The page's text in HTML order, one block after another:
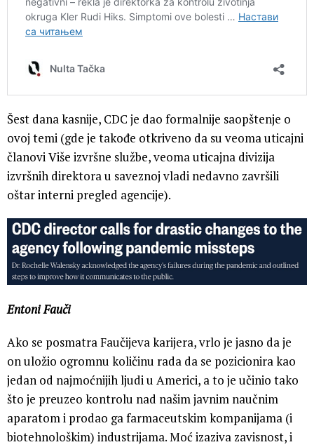
Šest dana kasnije, CDC je dao formalnije saopštenje o
ovoj temi (gde je takođe otkriveno da su veoma uticajni
članovi Više izvršne službe, veoma uticajna divizija
izvršnih direktora u saveznoj vladi nedavno završili
oštar interni pregled agencije).
Entoni Fauči
Ako se posmatra Faučijeva karijera, vrlo je jasno da je
on uložio ogromnu količinu rada da se pozicionira kao
jedan od najmoćnijih ljudi u Americi, a to je učinio tako
što je preuzeo kontrolu nad našim javnim naučnim
aparatom i prodao ga farmaceutskim kompanijama (i
biotehnološkim) industrijama. Moć izaziva zavisnost, i